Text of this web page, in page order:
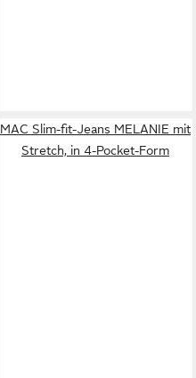
MAC Slim-fit-Jeans MELANIE mit
Stretch, in 4-Pocket-Form